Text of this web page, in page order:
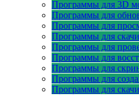
Программы для 3D
Программы для
Программы для
Программы для
Программы для
Программы для
Программы для
Программы для
Программы для